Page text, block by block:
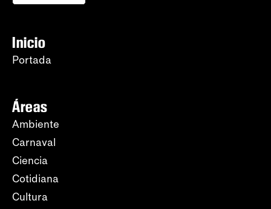
Inicio
Portada
Áreas
Ambiente
Carnaval
Ciencia
Cotidiana
Cultura